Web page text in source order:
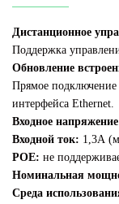
Дистанционное
Поддержка
Обновление
Прямое
интерфейса Ethernet.
Входное
Входной ток: 1,3А
POE: не
Номинальная
Среда